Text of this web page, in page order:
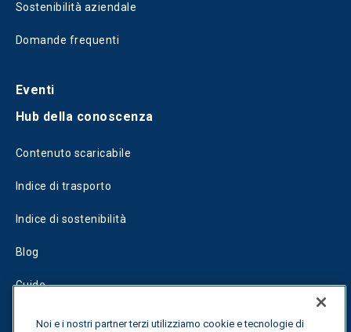
Sostenibilità aziendale
Domande frequenti
Eventi
Hub della conoscenza
Contenuto scaricabile
Indice di trasporto
Indice di sostenibilità
Blog
Guide
Fuel Savings Calculator
Noi e i nostri partner terzi utilizziamo cookie e tecnologie di